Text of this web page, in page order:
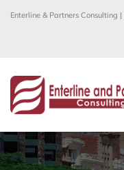
Enterline & Partners Consulting |